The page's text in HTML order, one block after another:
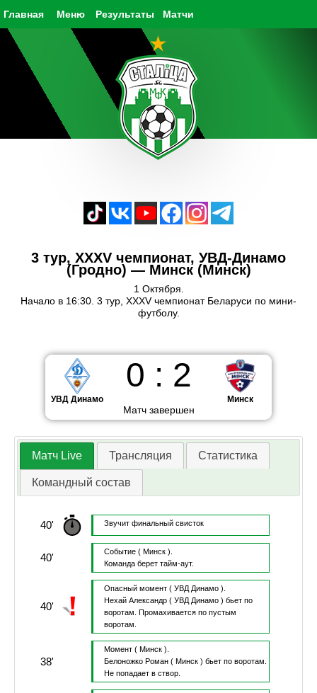
Главная Результаты Матчи
Меню
3 тур, XXXV чемпионат, УВД-Динамо
(Гродно) — Минск (Минск)
1 Октября.
Начало в 16:30. 3 тур, XXXV чемпионат Беларуси по мини-
футболу.
УВД Динамо
0 : 2
Матч завершен
Минск
Матч Live Трансляция Статистика
Командный состав
40' Звучит финальный свисток
40' Событие ( Минск ).
Команда берет тайм-аут.
40'
Опасный момент ( УВД Динамо ).
Нехай Александр( УВД Динамо ) бьет по
воротам.
Промахивается по пустым
воротам.
38'
Момент ( Минск ).
Белоножко Роман( Минск ) бьет по воротам.
Не попадает в створ.